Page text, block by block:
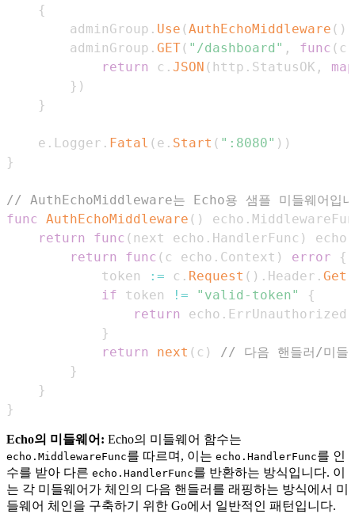
{
		adminGroup
. Use (AuthEchoMiddleware ( )
		adminGroup
. GET( "/dashboard" , func ( c
return
c . JSON ( http . StatusOK ,
map
} )
}
	e
. Logger . Fatal ( e . Start ( ":8080" ) )
}
// AuthEchoMiddleware는 Echo용 샘플 미들웨어입
func AuthEchoMiddleware ( ) echo .
return
func ( next echo . HandlerFunc ) echo
return
func ( c echo . Context ) error
{
			token
:= c . Request ( ) . Header . Get
if token != "valid-token"
{
return
echo .
}
return
next ( c )
// 다음 핸들러/미들
}
}
}
Echo의 미들웨어: Echo의 미들웨어 함수는
echo.MiddlewareFunc를 따르며, 이는 echo.HandlerFunc를 인
수를 받아 다른 echo.HandlerFunc를 반환하는 방식입니다. 이
는 각 미들웨어가 체인의 다음 핸들러를 래핑하는 방식에서 미
들웨어 체인을 구축하기 위한 Go에서 일반적인 패턴입니다.